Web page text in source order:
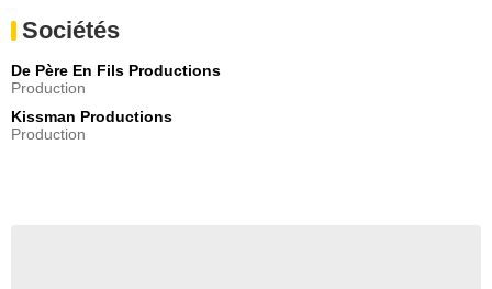
Sociétés
De Père En Fils Productions
Production
Kissman Productions
Production